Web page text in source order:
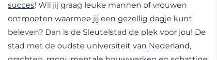
succes! Wil jij graag leuke mannen of vrouwen
ontmoeten waarmee jij een gezellig dagje kunt
beleven? Dan is de Sleutelstad de plek voor jou! De
stad met de oudste universiteit van Nederland,